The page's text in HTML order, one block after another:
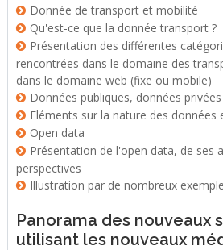
Donnée de transport et mobilité
Qu'est-ce que la donnée transport ?
Présentation des différentes
rencontrées dans le domaine des
dans le domaine web (fixe ou mobile)
Données publiques, données privées
Eléments sur la nature des données
Open data
Présentation de l'open data, de ses
perspectives
Illustration par de nombreux
Panorama des nouveaux
utilisant les nouveaux